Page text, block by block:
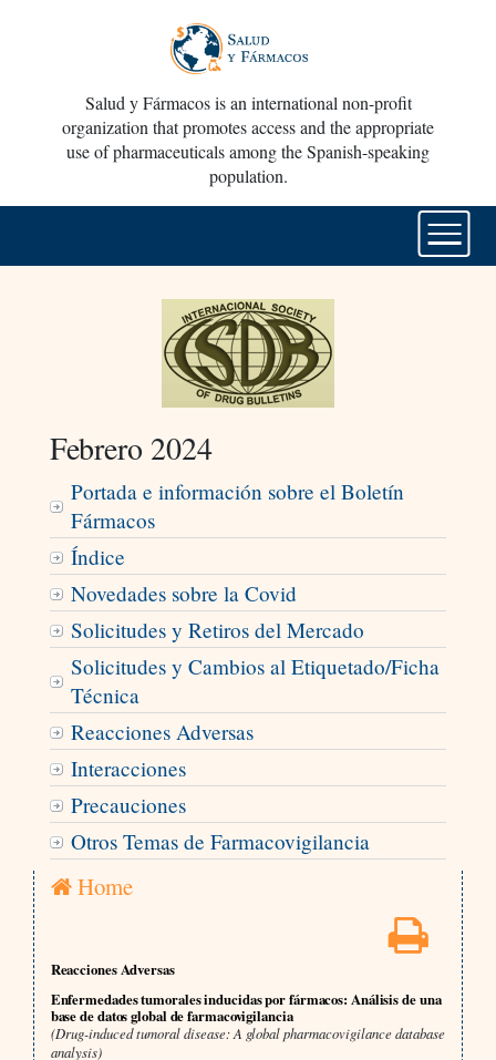
Salud y Fármacos is an international non-profit
organization that promotes access and the appropriate
use of pharmaceuticals among the Spanish-speaking
population.
Febrero 2024
Portada e información sobre el Boletín
Fármacos
Índice
Novedades sobre la Covid
Solicitudes y Retiros del Mercado
Solicitudes y Cambios al Etiquetado/Ficha
Técnica
Reacciones Adversas
Interacciones
Precauciones
Otros Temas de Farmacovigilancia
Home
Reacciones Adversas
Enfermedades tumorales inducidas por fármacos: Análisis de una
base de datos global de farmacovigilancia
(Drug-induced tumoral disease: A global pharmacovigilance database
analysis)